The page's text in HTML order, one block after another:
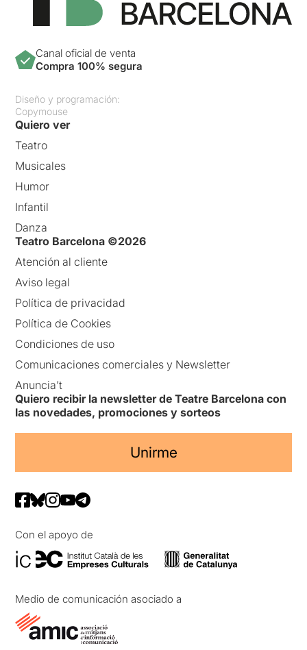
Canal oficial de venta
Compra 100% segura
Diseño y programación:
Copymouse
Quiero ver
Teatro
Musicales
Humor
Infantil
Danza
Teatro Barcelona ©2026
Atención al cliente
Aviso legal
Política de privacidad
Política de Cookies
Condiciones de uso
Comunicaciones comerciales y Newsletter
Anuncia’t
Quiero recibir la newsletter de Teatre Barcelona con
las novedades, promociones y sorteos
Unirme
Con el apoyo de
Medio de comunicación asociado a